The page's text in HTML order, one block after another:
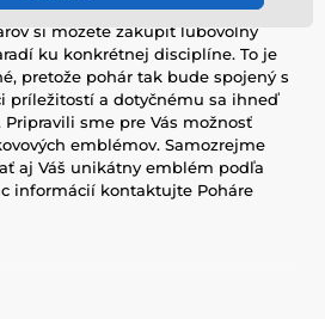
si môžete zakúpiť ľubovoľný
ku konkrétnej disciplíne. To je
pretože pohár tak bude spojený s
príležitostí a dotyčnému sa ihneď
Pripravili sme pre Vás možnosť
emblémov. Samozrejme
aj Váš unikátny emblém podľa
informácií kontaktujte Poháre